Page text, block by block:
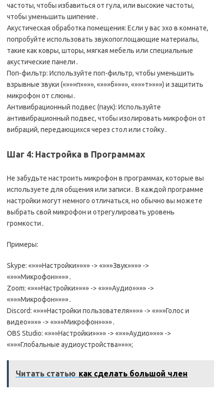
частоты, чтобы избавиться от гула, или высокие частоты,
чтобы уменьшить шипение․
Акустическая обработка помещения: Если у вас эхо в комнате,
попробуйте использовать звукопоглощающие материалы,
такие как ковры, шторы, мягкая мебель или специальные
акустические панели․
Поп-фильтр: Используйте поп-фильтр, чтобы уменьшить
взрывные звуки («»»»п»»»», «»»»б»»»», «»»»т»»»») и защитить
микрофон от слюны․
Антивибрационный подвес (паук): Используйте
антивибрационный подвес, чтобы изолировать микрофон от
вибраций, передающихся через стол или стойку․
Шаг 4: Настройка в Программах
Не забудьте настроить микрофон в программах, которые вы
используете для общения или записи․ В каждой программе
настройки могут немного отличаться, но обычно вы можете
выбрать свой микрофон и отрегулировать уровень
громкости․
Примеры:
Skype: «»»»Настройки»»»» -> «»»»Звук»»»» ->
«»»»Микрофон»»»»․
Zoom: «»»»Настройки»»»» -> «»»»Аудио»»»» ->
«»»»Микрофон»»»»․
Discord: «»»»Настройки пользователя»»»» -> «»»»Голос и
видео»»»» -> «»»»Микрофон»»»»․
OBS Studio: «»»»Настройки»»»» -> «»»»Аудио»»»» ->
«»»»Глобальные аудиоустройства»»»»;
Читать статью как сделать большой член